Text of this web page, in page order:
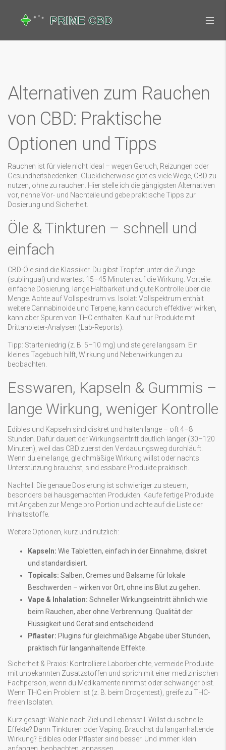
Alternativen zum Rauchen
von CBD: Praktische
Optionen und Tipps
Rauchen ist für viele nicht ideal – wegen Geruch, Reizungen oder
Gesundheitsbedenken. Glücklicherweise gibt es viele Wege, CBD zu
nutzen, ohne zu rauchen. Hier stelle ich die gängigsten Alternativen
vor, nenne Vor- und Nachteile und gebe praktische Tipps zur
Dosierung und Sicherheit.
Öle & Tinkturen – schnell und
einfach
CBD-Öle sind die Klassiker. Du gibst Tropfen unter die Zunge
(sublingual) und wartest 15–45 Minuten auf die Wirkung. Vorteile:
einfache Dosierung, lange Haltbarkeit und gute Kontrolle über die
Menge. Achte auf Vollspektrum vs. Isolat: Vollspektrum enthält
weitere Cannabinoide und Terpene, kann dadurch effektiver wirken,
kann aber Spuren von THC enthalten. Kauf nur Produkte mit
Drittanbieter-Analysen (Lab-Reports).
Tipp: Starte niedrig (z. B. 5–10 mg) und steigere langsam. Ein
kleines Tagebuch hilft, Wirkung und Nebenwirkungen zu
beobachten.
Esswaren, Kapseln & Gummis –
lange Wirkung, weniger Kontrolle
Edibles und Kapseln sind diskret und halten lange – oft 4–8
Stunden. Dafür dauert der Wirkungseintritt deutlich länger (30–120
Minuten), weil das CBD zuerst den Verdauungsweg durchläuft.
Wenn du eine lange, gleichmäßige Wirkung willst oder nachts
Unterstützung brauchst, sind essbare Produkte praktisch.
Nachteil: Die genaue Dosierung ist schwieriger zu steuern,
besonders bei hausgemachten Produkten. Kaufe fertige Produkte
mit Angaben zur Menge pro Portion und achte auf die Liste der
Inhaltsstoffe.
Weitere Optionen, kurz und nützlich:
Kapseln: Wie Tabletten, einfach in der Einnahme, diskret
und standardisiert.
Topicals: Salben, Cremes und Balsame für lokale
Beschwerden – wirken vor Ort, ohne ins Blut zu gehen.
Vape & Inhalation: Schneller Wirkungseintritt ähnlich wie
beim Rauchen, aber ohne Verbrennung. Qualität der
Flüssigkeit und Gerät sind entscheidend.
Pflaster: Plugins für gleichmäßige Abgabe über Stunden,
praktisch für langanhaltende Effekte.
Sicherheit & Praxis: Kontrolliere Laborberichte, vermeide Produkte
mit unbekannten Zusatzstoffen und sprich mit einer medizinischen
Fachperson, wenn du Medikamente nimmst oder schwanger bist.
Wenn THC ein Problem ist (z. B. beim Drogentest), greife zu THC-
freien Isolaten.
Kurz gesagt: Wähle nach Ziel und Lebensstil. Willst du schnelle
Effekte? Dann Tinkturen oder Vaping. Brauchst du langanhaltende
Wirkung? Edibles oder Pflaster sind besser. Und immer: klein